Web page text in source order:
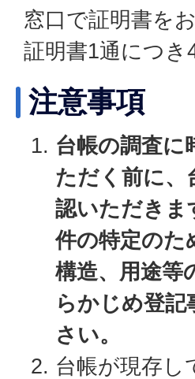
窓口で証明書を
証明書1通につき
注意事項
台帳の調査に
ただく前に、
認いただきま
件の特定のた
構造、用途等
らかじめ登
さい。
台帳が現存し